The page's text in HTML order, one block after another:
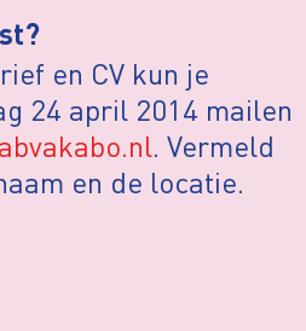
en CV kun je
24 april 2014 mailen
. Vermeld
en de locatie.